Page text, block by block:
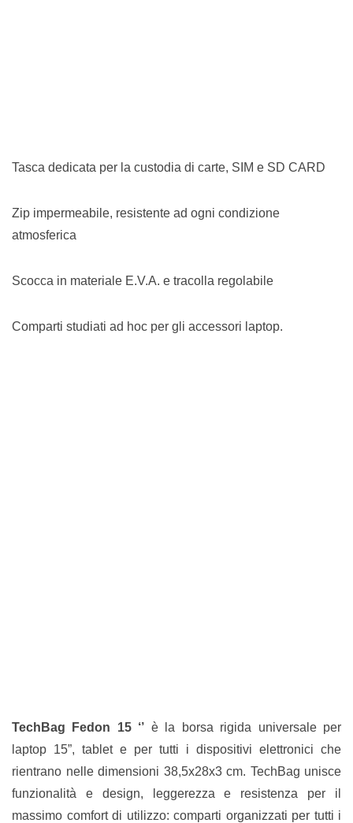
Tasca dedicata per la custodia di carte, SIM e SD CARD
Zip impermeabile, resistente ad ogni condizione
atmosferica
Scocca in materiale E.V.A. e tracolla regolabile
Comparti studiati ad hoc per gli accessori laptop.
TechBag Fedon 15 ‘’ è la borsa rigida universale per
laptop 15”, tablet e per tutti i dispositivi elettronici che
rientrano nelle dimensioni 38,5x28x3 cm. TechBag unisce
funzionalità e design, leggerezza e resistenza per il
massimo comfort di utilizzo: comparti organizzati per tutti i